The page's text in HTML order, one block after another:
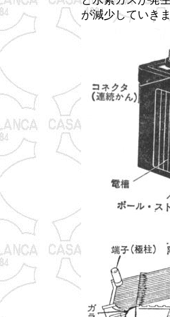
が減少していき